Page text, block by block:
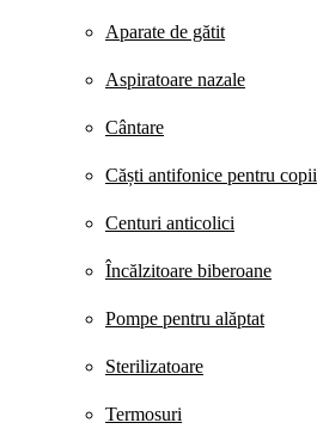
Aparate de gătit
Aspiratoare nazale
Cântare
Căști antifonice pentru copii
Centuri anticolici
Încălzitoare biberoane
Pompe pentru alăptat
Sterilizatoare
Termosuri